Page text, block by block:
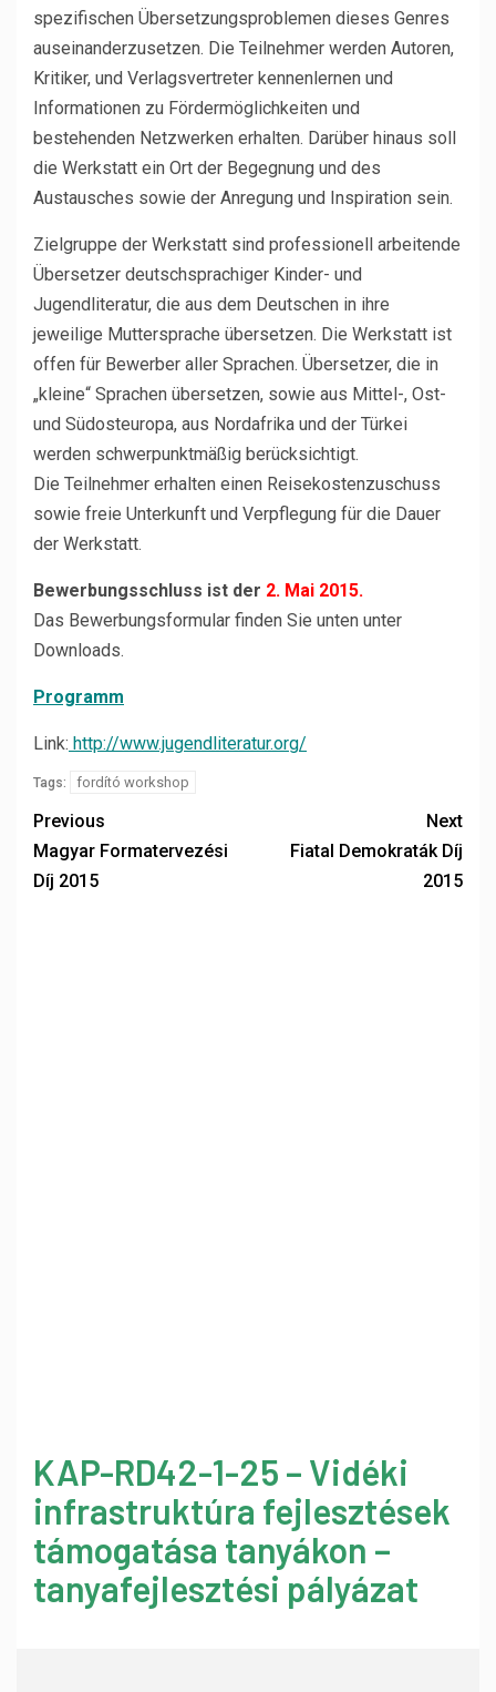
spezifischen Übersetzungsproblemen dieses Genres
auseinanderzusetzen. Die Teilnehmer werden Autoren,
Kritiker, und Verlagsvertreter kennenlernen und
Informationen zu Fördermöglichkeiten und
bestehenden Netzwerken erhalten. Darüber hinaus soll
die Werkstatt ein Ort der Begegnung und des
Austausches sowie der Anregung und Inspiration sein.
Zielgruppe der Werkstatt sind professionell arbeitende
Übersetzer deutschsprachiger Kinder- und
Jugendliteratur, die aus dem Deutschen in ihre
jeweilige Muttersprache übersetzen. Die Werkstatt ist
offen für Bewerber aller Sprachen. Übersetzer, die in
„kleine“ Sprachen übersetzen, sowie aus Mittel-, Ost-
und Südosteuropa, aus Nordafrika und der Türkei
werden schwerpunktmäßig berücksichtigt.
Die Teilnehmer erhalten einen Reisekostenzuschuss
sowie freie Unterkunft und Verpflegung für die Dauer
der Werkstatt.
Bewerbungsschluss ist der 2. Mai 2015.
Das Bewerbungsformular finden Sie unten unter
Downloads.
Programm
Link: http://www.jugendliteratur.org/
Tags: fordító workshop
Previous
Magyar Formatervezési
Díj 2015
Next
Fiatal Demokraták Díj
2015
KAP-RD42-1-25 – Vidéki
infrastruktúra fejlesztések
támogatása tanyákon –
tanyafejlesztési pályázat